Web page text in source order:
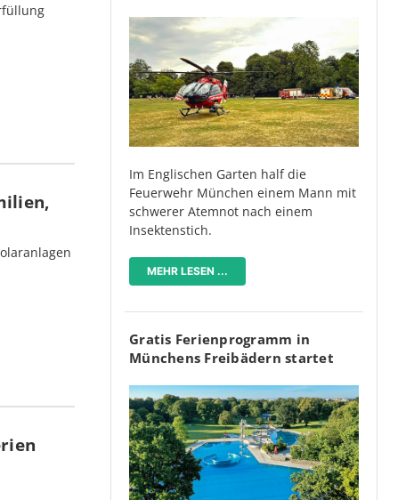
Im Englischen Garten half die
Feuerwehr München einem Mann mit
schwerer Atemnot nach einem
Insektenstich.
MEHR LESEN ...
Gratis Ferienprogramm in
Münchens Freibädern startet